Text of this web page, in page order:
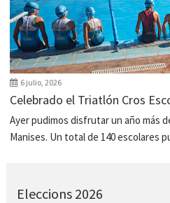
6 julio, 2026
Celebrado el Triatlón Cros
Ayer pudimos disfrutar un año más
Manises. Un total de 140 escolares
Eleccions 2026